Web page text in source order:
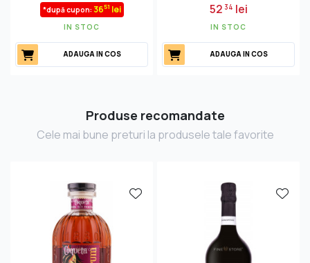
*după cupon: 3651 lei
IN STOC
ADAUGA IN COS
52 34 lei
IN STOC
ADAUGA IN COS
Produse recomandate
Cele mai bune preturi la produsele tale favorite